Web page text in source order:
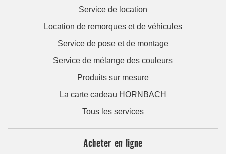
Service de location
Location de remorques et de véhicules
Service de pose et de montage
Service de mélange des couleurs
Produits sur mesure
La carte cadeau HORNBACH
Tous les services
Acheter en ligne